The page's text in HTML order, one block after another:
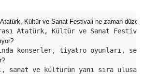
Kültür ve Sanat Festivali ne zaman
Atatürk, Kültür ve Sanat
konserler, tiyatro oyunları,
sanat ve kültürün yanı sıra ulusal